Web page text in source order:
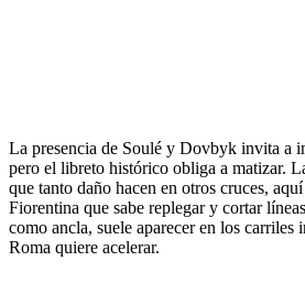
La presencia de Soulé y Dovbyk invita a
pero el libreto histórico obliga a matizar.
que tanto daño hacen en otros cruces,
Fiorentina que sabe replegar y cortar
como ancla, suele aparecer en los carriles
Roma quiere acelerar.